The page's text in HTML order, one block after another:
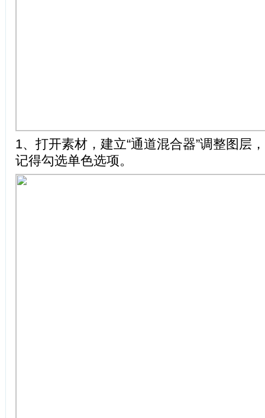
1、打开素材，建立“通道混合器”调整图层
记得勾选单色选项。